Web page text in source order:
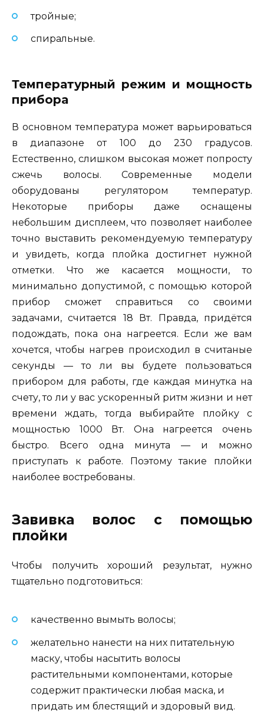
тройные;
спиральные.
Температурный режим и мощность
прибора
В основном температура может варьироваться
в диапазоне от 100 до 230 градусов.
Естественно, слишком высокая может попросту
сжечь волосы. Современные модели
оборудованы регулятором температур.
Некоторые приборы даже оснащены
небольшим дисплеем, что позволяет наиболее
точно выставить рекомендуемую температуру
и увидеть, когда плойка достигнет нужной
отметки. Что же касается мощности, то
минимально допустимой, с помощью которой
прибор сможет справиться со своими
задачами, считается 18 Вт. Правда, придётся
подождать, пока она нагреется. Если же вам
хочется, чтобы нагрев происходил в считаные
секунды — то ли вы будете пользоваться
прибором для работы, где каждая минутка на
счету, то ли у вас ускоренный ритм жизни и нет
времени ждать, тогда выбирайте плойку с
мощностью 1000 Вт. Она нагреется очень
быстро. Всего одна минута — и можно
приступать к работе. Поэтому такие плойки
наиболее востребованы.
Завивка волос с помощью
плойки
Чтобы получить хороший результат, нужно
тщательно подготовиться:
качественно вымыть волосы;
желательно нанести на них питательную
маску, чтобы насытить волосы
растительными компонентами, которые
содержит практически любая маска, и
придать им блестящий и здоровый вид.